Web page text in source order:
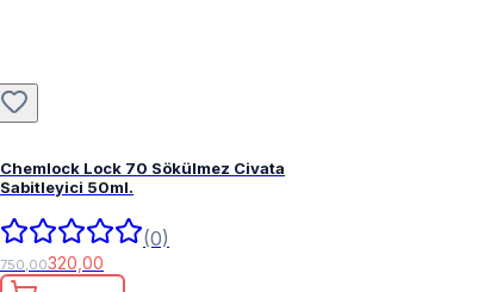
Chemlock Lock 70 Sökülmez Civata
Sabitleyici 50ml.
(0)
750,00320,00